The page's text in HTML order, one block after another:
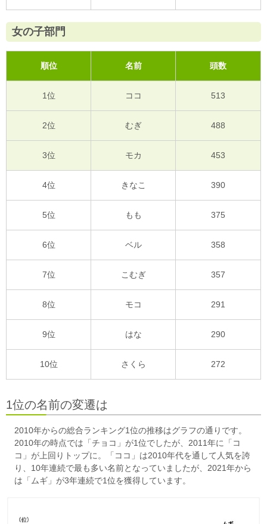
女の子部門
順位 名前 頭数
1位 ココ 513
2位 むぎ 488
3位 モカ 453
4位 きなこ 390
5位 もも 375
6位 ベル 358
7位 こむぎ 357
8位 モコ 291
9位 はな 290
10位 さくら 272
1位の名前の変遷は
2010年からの総合ランキング1位の推移はグラフの通りです。
2010年の時点では「チョコ」が1位でしたが、2011年に「コ
コ」が上回りトップに。「ココ」は2010年代を通して人気を誇
り、10年連続で最も多い名前となっていましたが、2021年から
は「ムギ」が3年連続で1位を獲得しています。